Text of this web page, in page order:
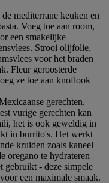
mediterrane keuken en
Voeg toe aan room,
een smakelijke
Strooi olijfolie,
voor het braden
Fleur geroosterde
ze toe aan knoflook
gerechten,
vurige gerechten kan
het is ook geweldig in
in burrito's. Het werkt
kruiden zoals kaneel
oregano te hydrateren
gebruikt - deze simpele
een maximale smaak.